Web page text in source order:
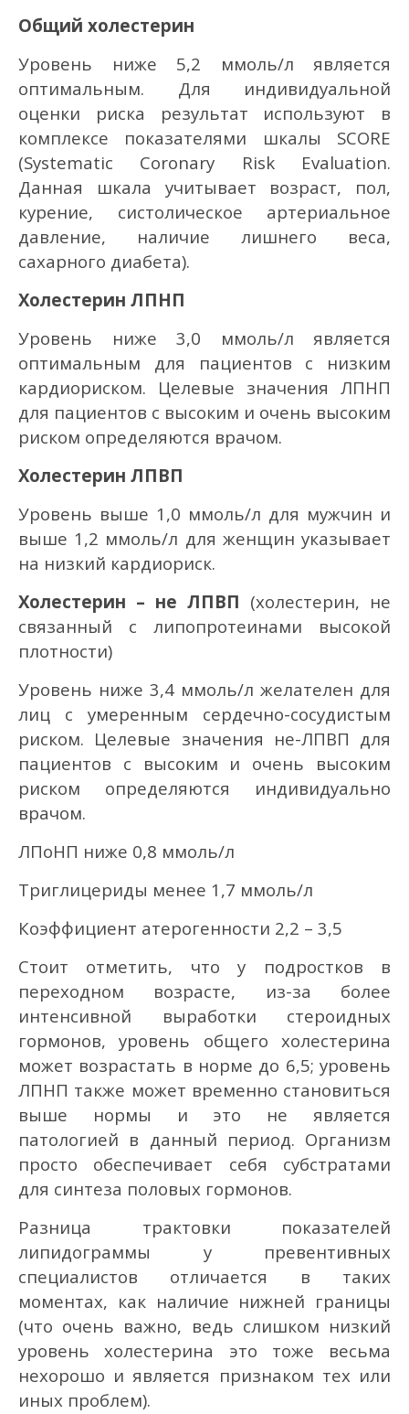
Общий холестерин
Уровень ниже 5,2 ммоль/л является
оптимальным. Для индивидуальной
оценки риска результат используют в
комплексе показателями шкалы SCORE
(Systematic Coronary Risk Evaluation.
Данная шкала учитывает возраст, пол,
курение, систолическое артериальное
давление, наличие лишнего веса,
сахарного диабета).
Холестерин ЛПНП
Уровень ниже 3,0 ммоль/л является
оптимальным для пациентов с низким
кардиориском. Целевые значения ЛПНП
для пациентов с высоким и очень высоким
риском определяются врачом.
Холестерин ЛПВП
Уровень выше 1,0 ммоль/л для мужчин и
выше 1,2 ммоль/л для женщин указывает
на низкий кардиориск.
Холестерин – не ЛПВП (холестерин, не
связанный с липопротеинами высокой
плотности)
Уровень ниже 3,4 ммоль/л желателен для
лиц с умеренным сердечно-сосудистым
риском. Целевые значения не-ЛПВП для
пациентов с высоким и очень высоким
риском определяются индивидуально
врачом.
ЛПоНП ниже 0,8 ммоль/л
Триглицериды менее 1,7 ммоль/л
Коэффициент атерогенности 2,2 – 3,5
Стоит отметить, что у подростков в
переходном возрасте, из-за более
интенсивной выработки стероидных
гормонов, уровень общего холестерина
может возрастать в норме до 6,5; уровень
ЛПНП также может временно становиться
выше нормы и это не является
патологией в данный период. Организм
просто обеспечивает себя субстратами
для синтеза половых гормонов.
Разница трактовки показателей
липидограммы у превентивных
специалистов отличается в таких
моментах, как наличие нижней границы
(что очень важно, ведь слишком низкий
уровень холестерина это тоже весьма
нехорошо и является признаком тех или
иных проблем).